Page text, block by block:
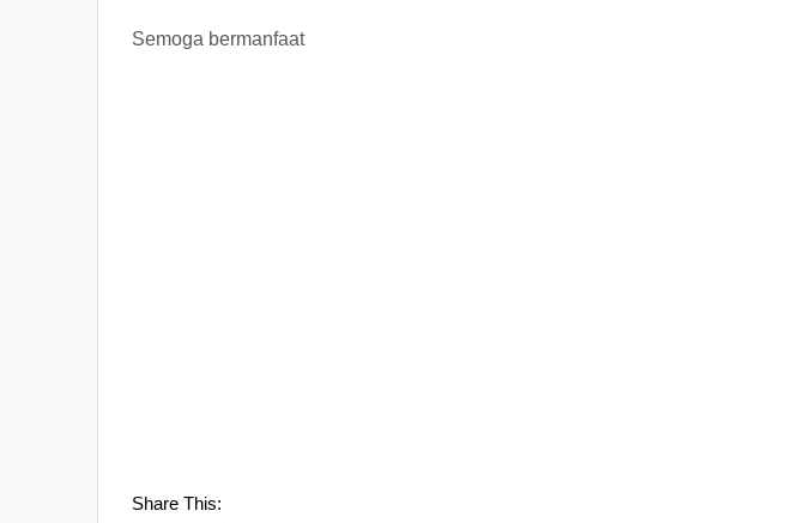
Semoga bermanfaat
Share This: